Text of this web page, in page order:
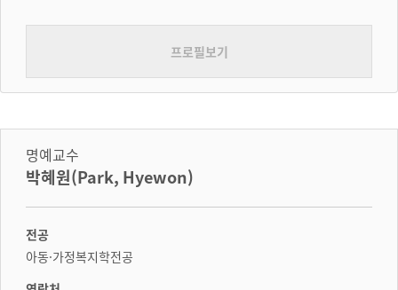
프로필보기
명예교수
박혜원(Park, Hyewon)
전공
아동·가정복지학전공